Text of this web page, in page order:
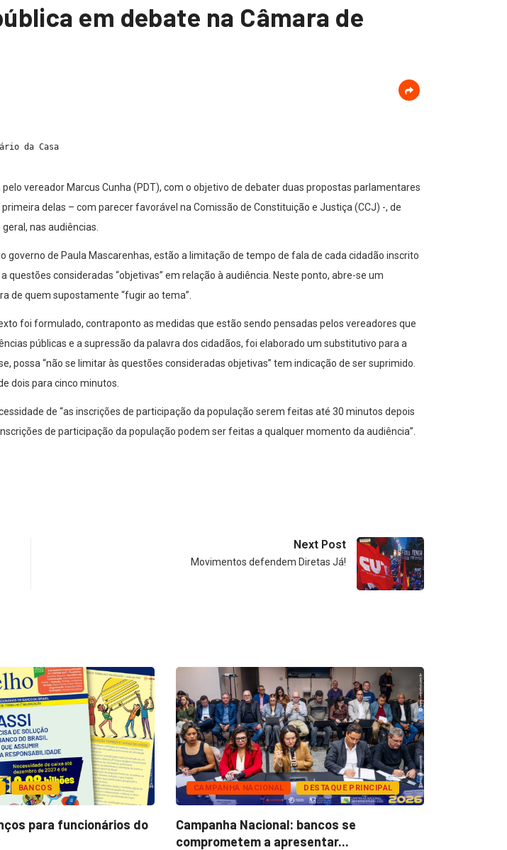
em debate na Câmara de
da Casa
vereador Marcus Cunha (PDT), com o objetivo de debater duas propostas parlamentares
delas – com parecer favorável na Comissão de Constituição e Justiça (CCJ) -, de
nas audiências.
de Paula Mascarenhas, estão a limitação de tempo de fala de cada cidadão inscrito
consideradas “objetivas” em relação à audiência. Neste ponto, abre-se um
de quem supostamente “fugir ao tema”.
foi formulado, contraponto as medidas que estão sendo pensadas pelos vereadores que
públicas e a supressão da palavra dos cidadãos, foi elaborado um substitutivo para a
possa “não se limitar às questões consideradas objetivas” tem indicação de ser suprimido.
dois para cinco minutos.
de “as inscrições de participação da população serem feitas até 30 minutos depois
de participação da população podem ser feitas a qualquer momento da audiência”.
Next Post
Movimentos defendem Diretas Já!
BANCOS
para funcionários do
CAMPANHA NACIONAL DESTAQUE PRINCIPAL
Campanha Nacional: bancos se
comprometem a apresentar...